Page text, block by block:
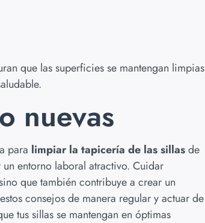
que las superficies se mantengan limpias
nuevas
para limpiar la tapicería de las sillasde
entorno laboral atractivo. Cuidar
que también contribuye a crear un
consejos de manera regular y actuar de
tus sillas se mantengan en óptimas